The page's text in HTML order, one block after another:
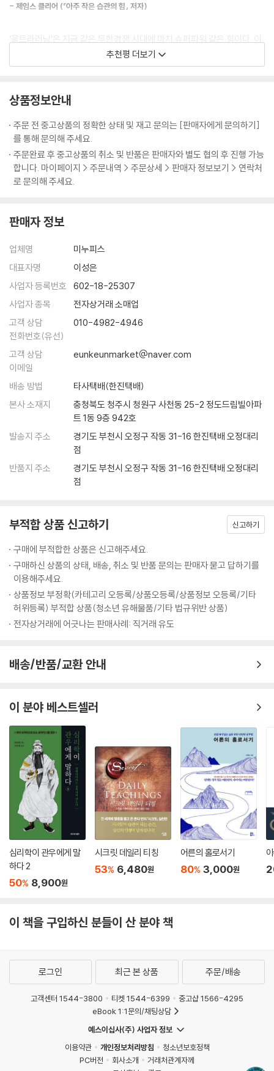
이제 당신은 울트라러닝 프로젝트를 시작하고 싶다는 열망으로 가득 차 있
것이 있는가? 이미 갖추고 있는 기술 중 어떤 것을 상위 수
준으로 끌어올릴 수 있을까? 울트라러닝의 가장 큰 장애물은 자신이 독학
을 시작할 수 있을지조차 관심을 기울이지 않는다는 것이다. 나는 당신도
학습이다. 질문할 것은 흥미의 불꽃이 타오르는가, 빠르게 사그라드는가
다.
--- 「제13장 나의 첫 울트라러닝 프로젝트 시작하기」중에서
언어를 대화 수준까지 끌어올리는 학습에 관한 경험 역시 앞으로 더 탐색
해야 할 단어, 표현, 문화의 차이, 어려운 커뮤니케이션 상황들이 얼마나
많이 남아 있는지 깨닫게 해주었다. 프로젝트를 마치는 일은 학습을 끝내
이것이 학습에 대해 내가 알아낸 가장 흥미로운 측면이다. 삶에서 추구하
열망이 줄어드는 것이다. 배고픈 사람은 단순히 음식을 많이 먹을 수 있다.
외로운 사람은 그저 친구를 많이 가질 수 있다. 그러나 호기심은 다르다. 더
많이 배울수록, 더 배우고 싶은 열망이 커진다.
--- 「제14장 울트라러너는 어떻게 탄생하는가」중에서
대학 시절, 나는 종종 숨이 막히곤 했다. 지루한 강의 시간 동안 잠들지 않
학점을 따려고 전혀 관심 없는 것들을 배우면서 나 자신을 밀어붙였다. 그
러나 ‘MIT 챌린지’ 프로젝트는 달랐다. 내가 스스로 세운 비전이자 계획이
었다. 자주 도전을 요하는 상황이 일어나곤 했지만 고통스럽지 않았다. 그
다. 난생처음 나는 제대로 된 계획을 세우고 제대로 노력하면 원하는 것을
배움을 향해 나아가고 있었다.
- 「MIT에 가지 않고 MIT 4년 정복하기」중에서서
스콧의 이야기를 들으면 떠오르는 사람들이 있다. 애플의 스티브 잡스, 마
이크로소프트의 빌 게이츠, 페이스북의 마크 저커버그… 이들에겐 두 가지
자들이자 대학을 중퇴했다는 사실이다. 이들은 주어진 교육 방식과 이론에
정확히 말하자면 자신에게 실제로 필요한, 자신이 재밌어서 진정 배우고
싶다고 느끼는 지식과 기술이 아니라고 생각했다. 그들은 세상에 없던 혁
으로 만들어 씹어 삼켰다. 그렇게 각자의 색깔로 혁신을 탄생시켰다.
스콧 또한 ‘학교에서 배운 지식은 왜 쓸모 있지 않는가?’라는 질문은 던지
고 그에 대한 답을 치열하게 찾았다. 그렇게 그는 직접 경험을 통해 또 다른
수많은 성공 사례들을 통해 당장 써먹을 수 있는 지식(기술)을 습득하는
초학습의 비밀, 울트라러닝을 밝혀냈다.
기존의 방식으로는 세상의 성공 속도를 따라갈 수 없다!
누구보다 빠르게, 탁월하게, 남다르게 인생을 업그레이드하는 9가지 절대
울트라러닝은 ‘지식과 기술을 얻기 위해 스스로 설계한 고강도 학습 전
략’이다. 일종의 독학 전략인데, 가장 큰 특징은 ‘자기주도적’인 ‘고강도’ 학
습법이라는 점이다. 기간, 목표, 과정을 직접 계획하되 강도 높은 수준으로
장 써먹을 수 있는 ‘살아 있는 능력’이 된다. 스콧 영은 이러한 울트라러닝
『울트라러닝, 세계 0.1%가 지식을 얻는 비밀』은 이 9가지 법칙을 중심으
로 총 14개 장으로 구성되어 있다. 제1~3장에서는 스콧 영이 울트라러닝
프로젝트를 시작하게 된 이유에서부터 그가 파헤친 울트라러닝이라는 초
학습법의 기본적인 개념 설명 그리고 지금 이 시대에 왜 울트라러닝이 필
요한가에 대한 주장이 담겨 있다. 이어지는 제4~12장에서는 울트라러닝
습, 집중하기, 직접 하기, 특화 학습, 인출, 피드백, 유지, 직관, 실험까지 울
트라러닝의 특징인 자기주도적이며 고강도 성격을 가진 9가지 학습 법칙
인만, 반 고흐, 메리 서머빌 등)를 중심으로 구체적인 실천 방법을 상세히
알려준다. 제13장에서는 일과 학업에 치여 새로운 지식과 기술을 습득하
기 힘든 현실에서 우리가 어떻게 하면 울트라러닝 프로젝트를 효과적으로
수행해낼 수 있는지 이해를 돕는다. 마지막으로 제14장에서는 의도적으로
울트라러닝을 시도한 실험 사례를 들어, 9가지 법칙이 보여준 효과와 결과
를 생생하게 들려준다.
과거의 성공 방식은 더 이상 통하지 않는다. 그 어느 때보다도 세상엔 다양
한 성공 스토리가 넘쳐 흐르고 있다. 그 증거가 SNS을 통해 고스란히 드러
난다. 이 책의 저자인 스콧 영 역시 그의 울트라러닝 프로젝트인 ‘MIT 챌린
지’를 유튜브에 공개해 MIT, 하버드대학뿐 아니라 세계 각계각층의 사람
들로부터 큰 관심을 받았다. 심지어 그는 세계적인 기업의 입사 제의까지
받았지만, “나는 대기업에 들어가고 싶어서 MIT 공부를 한 게 아니다.”라
며 거절했다. 그가 생각하는 성공의 기준은 ‘자기성장’이다. 이를 위해 습득
다. 『울트라러닝, 세계 0.1%가 지식을 얻는 비밀』에는 누구보다 빠르게, 탁
다. 이 책을 읽고 우리가 해야 하는 것은 오직, 행동뿐이다.
- 제임스 클리어 (『아주 작은 습관의 힘』 저자)
‘울트라러닝’은 지금 같은 무한경쟁 시대에 마치 슈퍼파워 같은 힘이다. 이
책을 읽는 순간 당신의 삶은 달라질 것이다!
어떻게 하면 어려운 주제를 학교에서 엉덩이를 붙이고 앉아 몇 년간 배우
는 것보다 빨리 배울 수 있을까? 한정된 시간 내에 어려운 주제를 체계화하
고 습득하는 법을 알고 싶다면 반드시 이 책을 읽어라!
- 로버트 포즌 (MIT 슬론경영대학원·하버드 경영대학원 교수, 『그는 어떻게 그 모든
일을 해내는가』 저자 )
가 되어줄 것이다. 당장 읽고 당신 삶의 수준을 업그레이드하라!
내가 읽은 공부법 책 중 단연 최고다! 매우 유려하게 잘 쓰였고 아주 현명하
게 조사한 자료를 바탕으로 지금 바로 쓸 수 있는 조언들이 가득한 걸작이
다. 만약 당신이 뭔가를 배우는 데 필요한 조언을 찾고 있다면, 이 책이 그
답이 되어줄 것이다.
- 바버라 오클리 (오클랜드대학 공학부 교수, 『나쁜 유전자』 저자)
한눈에 관심을 사로잡는, 유용하고 실용적이며 자신의 방식으로 뭔가를 배
울 준비가 된 사람들을 위한 책이다. 울트라러닝은 우리가 가능하다고 생
각한 것보다 훨씬 더 잘 배울 수 있는 바로 그 방법을 보여준다!
- 데릭 시버스 (음악가·기업가, 『당신이 원한다면』 Anything You Want 저자)
추천평 더보기
상품정보안내
주문 전 중고상품의 정확한 상태 및 재고 문의는 [판매자에게 문의하기]
를 통해 문의해 주세요.
주문완료 후 중고상품의 취소 및 반품은 판매자와 별도 협의 후 진행 가능
합니다. 마이페이지 > 주문내역 > 주문상세 > 판매자 정보보기 > 연락처
로 문의해 주세요.
판매자 정보
업체명
미누피스
대표자명
이성은
사업자 등록번호
602-18-25307
사업자 종목
전자상거래 소매업
고객 상담
전화번호(유선)
010-4982-4946
고객 상담
이메일
eunkeunmarket@naver.com
배송 방법
타사택배(한진택배)
본사 소재지
충청북도 청주시 청원구 사천동 25-2 정도드림빌아파
트 1동 9층 942호
발송지 주소
경기도 부천시 오정구 작동 31-16 한진택배 오정대리
점
반품지 주소
경기도 부천시 오정구 작동 31-16 한진택배 오정대리
점
부적합 상품 신고하기 신고하기
구매에 부적합한 상품은 신고해주세요.
구매하신 상품의 상태, 배송, 취소 및 반품 문의는 판매자 묻고 답하기를
이용해주세요.
상품정보 부정확(카테고리 오등록/상품오등록/상품정보 오등록/기타
허위등록) 부적합 상품(청소년 유해물품/기타 법규위반 상품)
전자상거래에 어긋나는 판매사례: 직거래 유도
배송/반품/교환 안내
이 분야 베스트셀러
심리학이 관우에게 말
하다 2
50% 8,900원
시크릿 데일리 티칭
53% 6,480원
어른의 홀로서기
80% 3,000원
이 책을 구입하신 분들이 산 분야 책
로그인 최근 본 상품 주문/배송
고객센터 1544-3800 티켓 1544-6399
중고샵 1566-4295
eBook 1:1문의/채팅상담
예스이십사(주) 사업자 정보
이용약관
개인정보처리방침
청소년보호정책
PC버전
회사소개
거래처관계자께